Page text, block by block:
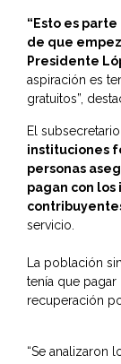
“Esto es
de que
Presidente
aspiración es
gratuitos”,
El
instituciones
personas
pagan con los
servicio.
La población
tenía que pagar
recuperación
“Se analizaron